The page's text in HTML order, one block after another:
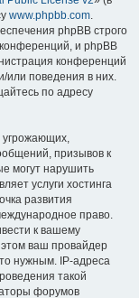
www.phpbb.com.
phpBB строго
и phpBB
конференций
или поведения в них.
по адресу
угрожающих,
призывов к
могут нарушить
услуги хостинга
развития
право.
к вашему
ваш провайдер
нужным. IP-адреса
такой
форумов